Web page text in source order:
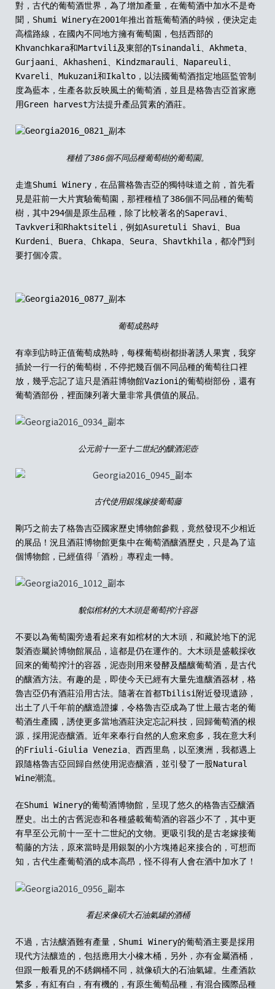
對，古代的葡萄酒世界，為了增加產量，在葡萄酒中加水不是奇
聞， Shumi Winery在2001年推出首瓶葡萄酒的時候，便決定走
高檔路線，在國內不同地方擁有葡萄園，包括西部的
Khvanchkara和Martvili及東部的Tsinandali、 Akhmeta、
Gurjaani、 Akhasheni、 Kindzmarauli、 Napareuli、
Kvareli、 Mukuzani和Ikalto ，以法國葡萄酒指定地區監管制
度為藍本，生產各款反映風土的葡萄酒，並且是格魯吉亞首家應
用Green harvest方法提升產品質素的酒莊。
種植了386個不同品種葡萄樹的葡萄園。
走進Shumi Winery ，在品嘗格魯吉亞的獨特味道之前，首先看
見是莊前一大片實驗葡萄園，那裡種植了386個不同品種的葡萄
樹，其中294個是原生品種，除了比較著名的Saperavi
Tavkveri和Rhaktsiteli ，例如Asuretuli Shavi
Bua
Kurdeni
Buera Chkapa Seura Shavtkhila ，都冷門到
要打個冷震。
葡萄成熟時
有幸到訪時正值葡萄成熟時，每棵葡萄樹都掛著誘人果實，我穿
插於一行一行的葡萄樹，不停把幾百個不同品種的葡萄往口裡
放，幾乎忘記了這只是酒莊博物館Vazioni 的葡萄樹部份 ， 還有
葡萄酒部份 ，裡面陳列著大量非常具價值的展品。
公元前十一至十二世紀的釀酒泥壺
古代使用銀塊嫁接葡萄藤
剛巧之前去了格魯吉亞國家歷史博物館參觀，竟然發現不少相近
的展品！況且酒莊博物館更集中在葡萄酒釀酒歷史，只是為了這
個博物館，已經值得 「酒粉 」 專程走一轉。
貌似棺材的大木頭是葡萄搾汁容器
不要以為葡萄園旁邊看起來有如棺材的大木頭 ， 和藏於地下的泥
製酒壺屬於博物館展品，這都是仍在運作的。大木頭是盛載採收
回來的葡萄搾汁的容器，泥壺則用來發酵及醞釀葡萄酒，是古代
的釀酒方法。有趣的是，即使今天已經有大量先進釀酒器材， 格
魯吉亞仍有酒莊沿用古法。隨著在首都Tbilisi附近發現遺跡，
出土了八千年前的釀造證據，令格魯吉亞成為了世上最古老的葡
萄酒生產國，誘使更多當地酒莊決定忘記科技，回歸葡萄酒的根
源，採用泥壺釀酒。近年來奉行自然的人愈來愈多，我在意大利
的Friuli-Giulia Venezia、西西里島，以至澳洲，我都遇上
跟隨格魯吉亞回歸自然使用泥壺釀酒，並引發了一股Natural
Wine潮流。
在Shumi Winery的葡萄酒博物館 ，呈現了悠久的格魯吉亞釀酒
歷史。出土的古舊泥壺和各種盛載葡萄酒的容器少不了，其中更
有早至公元前十一至十二世紀的文物。更吸引我的是古老嫁接葡
萄藤的方法，原來當時是用銀製的小方塊捲起來接合的，可想而
知，古代生產葡萄酒的成本高昂，怪不得有人會在酒中加水了！
看起來像碩大石油氣罐的酒桶
不過，古法釀酒難有產量，Shumi Winery的葡萄酒主要是採用
現代方法釀造的，包括應用大小橡木桶，另外，亦有金屬酒桶，
但跟一般看見的不銹鋼桶不同，就像碩大的石油氣罐。生產酒款
繁多，有紅有白，有有機的，有原生葡萄品種，有混合國際品種